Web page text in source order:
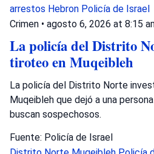
arrestos Hebron Policía de Israel
Crimen • agosto 6, 2026 at 8:15
La policía del Distrito
tiroteo en Muqeibleh
La policía del Distrito Norte
Muqeibleh que dejó a una
buscan sospechosos.
Fuente: Policía de Israel